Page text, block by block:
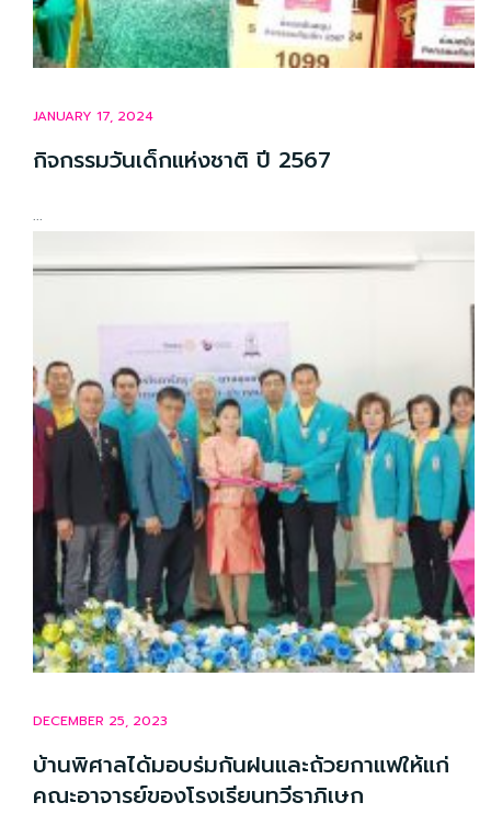
JANUARY 17, 2024
กิจกรรมวันเด็กแห่งชาติ ปี 2567
...
DECEMBER 25, 2023
บ้านพิศาลได้มอบร่มกันฝนและถ้วยกาแฟให้แก่
คณะอาจารย์ของโรงเรียนทวีธาภิเษก